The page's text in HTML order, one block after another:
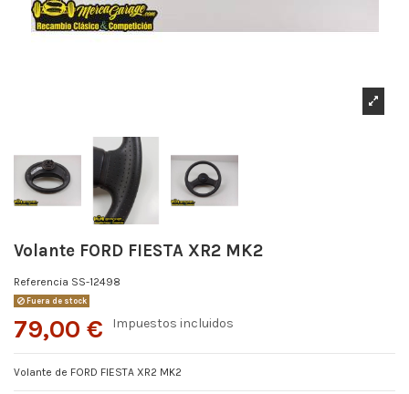
Volante FORD FIESTA XR2 MK2
Referencia SS-12498
Fuera de stock
79,00 € Impuestos incluidos
Volante de FORD FIESTA XR2 MK2